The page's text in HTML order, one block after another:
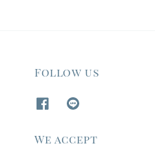
Follow us
We accept